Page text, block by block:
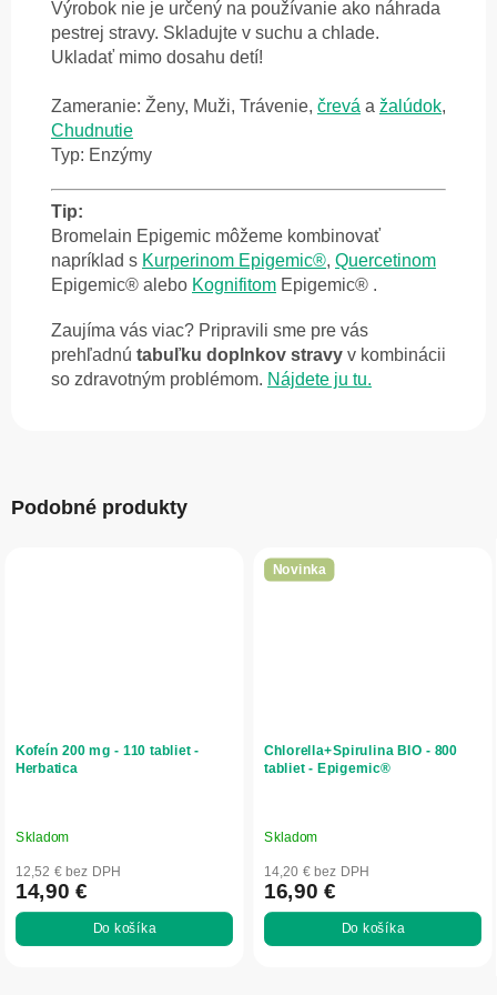
Výrobok nie je určený na používanie ako náhrada
pestrej stravy. Skladujte v suchu a chlade.
Ukladať mimo dosahu detí!
Zameranie: Ženy, Muži, Trávenie, črevá a žalúdok,
Chudnutie
Typ: Enzýmy
Tip:
Bromelain Epigemic môžeme kombinovať
napríklad s Kurperinom Epigemic®, Quercetinom
Epigemic® alebo Kognifitom Epigemic® .
Zaujíma vás viac? Pripravili sme pre vás
prehľadnú tabuľku doplnkov stravy v kombinácii
so zdravotným problémom. Nájdete ju tu.
Podobné produkty
Kofeín 200 mg - 110 tabliet -
Herbatica
Skladom
12,52 € bez DPH
14,90 €
Do košíka
Novinka
Chlorella+Spirulina BIO - 800
tabliet - Epigemic®
Skladom
14,20 € bez DPH
16,90 €
Do košíka